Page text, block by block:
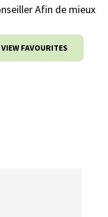
Afin de mieux
VIEW FAVOURITES